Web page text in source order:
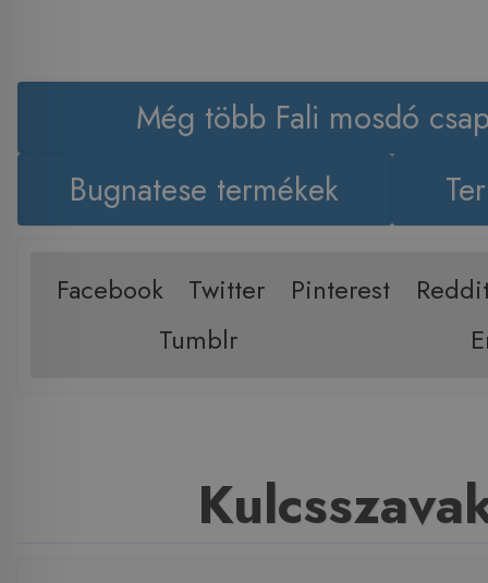
Még több Fali mosdó
Bugnatese termékek
Facebook Twitter Pinterest
Tumblr